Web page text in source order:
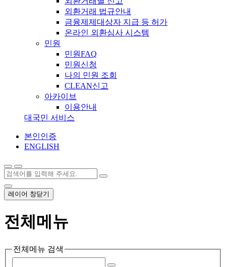
외환거래 법규안내
금융제제대상자 지급 등 허가
온라인 외환심사 시스템
민원
민원FAQ
민원신청
나의 민원 조회
CLEAN신고
아카이브
이용안내
대국민 서비스
본인인증
ENGLISH
레이어 창닫기
전체메뉴
전체메뉴 검색